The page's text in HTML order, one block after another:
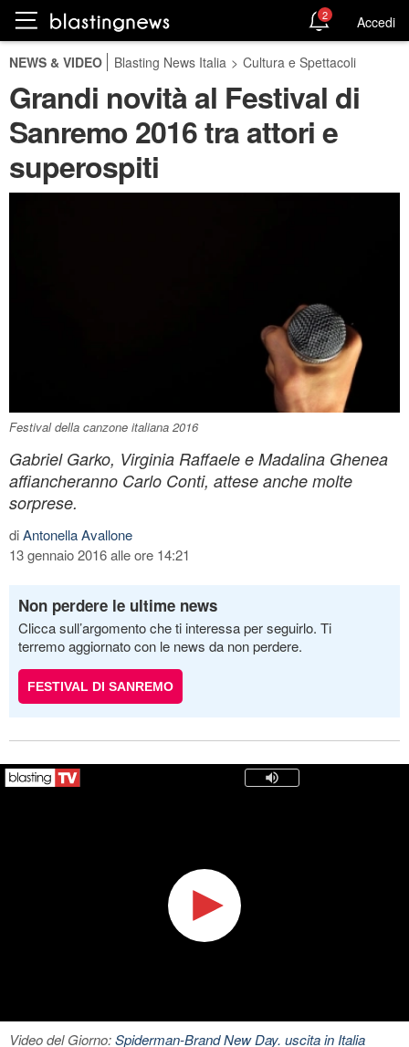
2 Accedi
NEWS & VIDEO Blasting News Italia > Cultura e Spettacoli
Grandi novità al Festival di
Sanremo 2016 tra attori e
superospiti
Festival della canzone italiana 2016
Gabriel Garko, Virginia Raffaele e Madalina Ghenea
affiancheranno Carlo Conti, attese anche molte
sorprese.
diAntonella Avallone
13 gennaio 2016 alle ore 14:21
Non perdere le ultime news
Clicca sull’argomento che ti interessa per seguirlo. Ti
terremo aggiornato con le news da non perdere.
FESTIVAL DI SANREMO
Video del Giorno:Spiderman-Brand New Day. uscita in Italia